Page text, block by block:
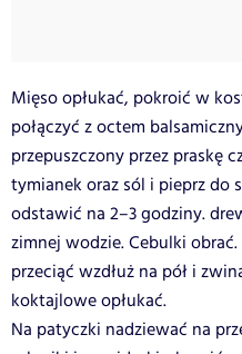
Mięso opłukać, pokroić w
połączyć z octem
przepuszczony przez praskę
tymianek oraz sól i pieprz do
odstawić na 2–3 godziny.
zimnej wodzie. Cebulki
przeciąć wzdłuż na pół i
koktajlowe opłukać.
Na patyczki nadziewać na